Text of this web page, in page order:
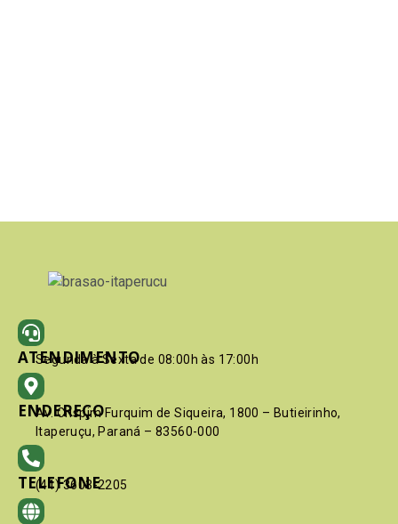
ATENDIMENTO
Segunda à Sexta de 08:00h às 17:00h
ENDEREÇO
Av. Crispim Furquim de Siqueira, 1800 – Butieirinho,
Itaperuçu, Paraná – 83560-000
TELEFONE
(41) 3603-2205